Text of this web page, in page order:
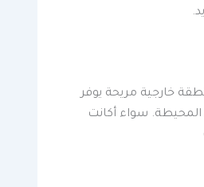
خارجية مريحة يوفر
المحيطة. سواء أكانت